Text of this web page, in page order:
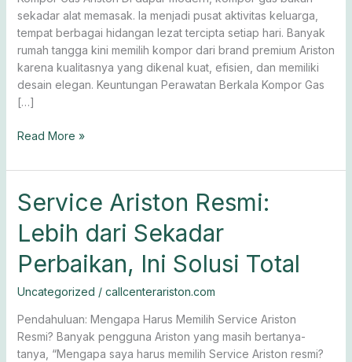
sekadar alat memasak. Ia menjadi pusat aktivitas keluarga,
tempat berbagai hidangan lezat tercipta setiap hari. Banyak
rumah tangga kini memilih kompor dari brand premium Ariston
karena kualitasnya yang dikenal kuat, efisien, dan memiliki
desain elegan. Keuntungan Perawatan Berkala Kompor Gas
[…]
Read More »
Service Ariston Resmi:
Lebih dari Sekadar
Perbaikan, Ini Solusi Total
Uncategorized / callcenterariston.com
Pendahuluan: Mengapa Harus Memilih Service Ariston
Resmi? Banyak pengguna Ariston yang masih bertanya-
tanya, “Mengapa saya harus memilih Service Ariston resmi?
Service
Ariston
Resmi:
dari
Perbaikan,
Ini
Solusi
Total